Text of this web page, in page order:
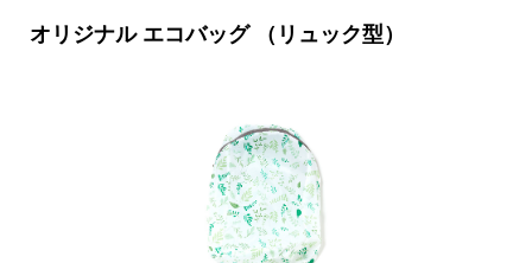
オリジナル エコバッグ （リュック型）